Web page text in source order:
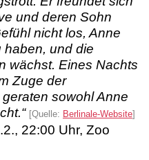
und deren Sohn
nicht los, Anne
haben, und die
wächst. Eines Nachts
Zuge der
sowohl Anne
[Quelle: Berlinale-Website]
22:00 Uhr, Zoo